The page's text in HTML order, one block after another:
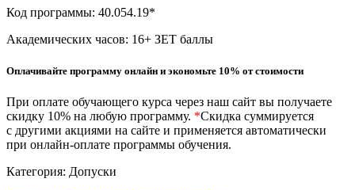
и служащих
История и археология
Психологические науки
Техносферная безопасность и ОТ
Техносферная безопасность и
природообустройство
Код программы: 40.054.19*
Академических часов: 16+ ЗЕТ баллы
Оплачивайте программу онлайн и экономьте 10% от стоимости
При оплате обучающего курса через наш сайт вы получаете
скидку 10% на любую программу. *Скидка суммируется
с другими акциями на сайте и применяется автоматически
при онлайн-оплате программы обучения.
Категория: Допуски